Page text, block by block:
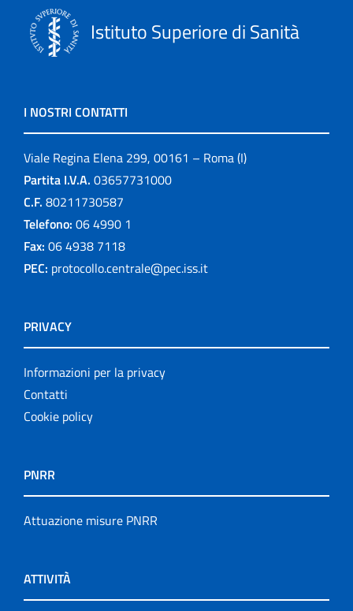
Istituto Superiore di Sanità
I NOSTRI CONTATTI
Viale Regina Elena 299, 00161 – Roma (I)
Partita I.V.A. 03657731000
C.F. 80211730587
Telefono: 06 4990 1
Fax: 06 4938 7118
PEC: protocollo.centrale@pec.iss.it
PRIVACY
Informazioni per la privacy
Contatti
Cookie policy
PNRR
Attuazione misure PNRR
ATTIVITÀ